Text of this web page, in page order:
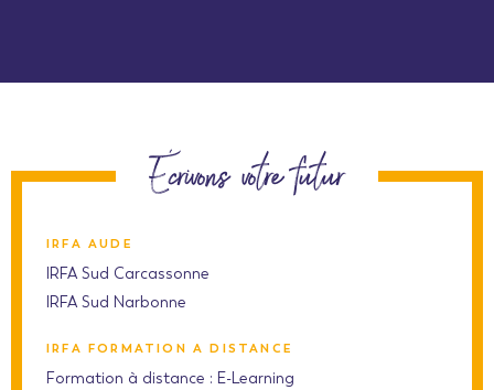
Écrivons votre futur
IRFA AUDE
IRFA Sud Carcassonne
IRFA Sud Narbonne
IRFA FORMATION A DISTANCE
Formation à distance : E-Learning